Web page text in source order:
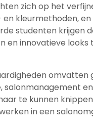
zich op het
kleurmethoden,
studenten krijgen
en innovatieve
salonmanagement
te kunnen
in een